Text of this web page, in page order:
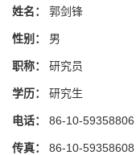
姓名： 郭剑锋
性别： 男
职称： 研究员
学历： 研究生
电话： 86-10-59358806
传真： 86-10-59358608